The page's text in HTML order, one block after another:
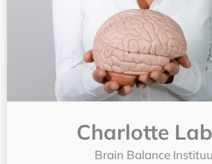
Charlotte
Brain Balance